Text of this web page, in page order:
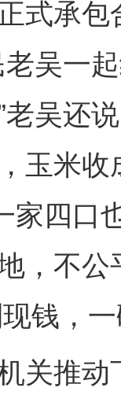
式承
吴一
吴还
玉米
家四口
，不
钱，
推动